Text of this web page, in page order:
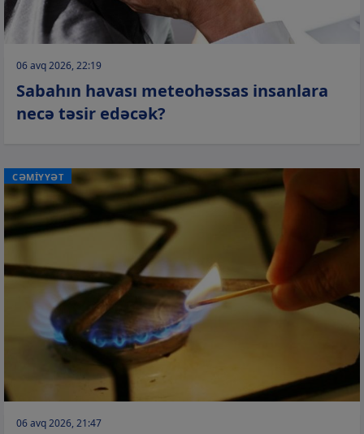
06 avq 2026, 22:19
Sabahın havası meteohəssas insanlara
necə təsir edəcək?
CƏMİYYƏT
06 avq 2026, 21:47